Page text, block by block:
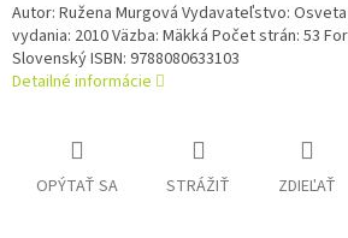
Autor: Ružena Murgová Vydavateľstvo:
vydania: 2010 Väzba: Mäkká Počet strán: 53
Slovenský ISBN: 9788080633103
Detailné informácie
OPÝTAŤ SA STRÁŽIŤ ZDIEĽAŤ